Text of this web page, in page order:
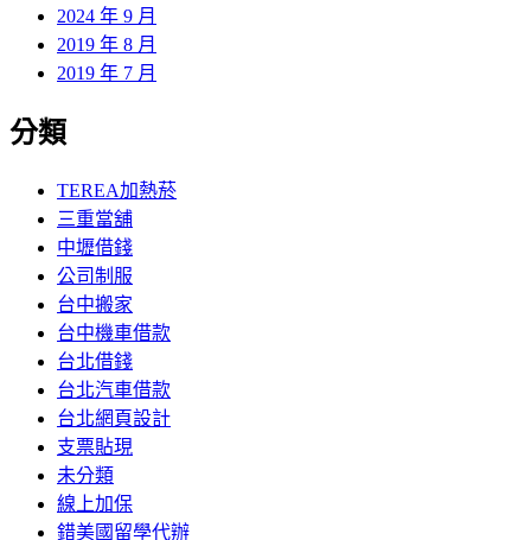
2024 年 9 月
2019 年 8 月
2019 年 7 月
分類
TEREA加熱菸
三重當舖
中壢借錢
公司制服
台中搬家
台中機車借款
台北借錢
台北汽車借款
台北網頁設計
支票貼現
未分類
線上加保
錯美國留學代辦